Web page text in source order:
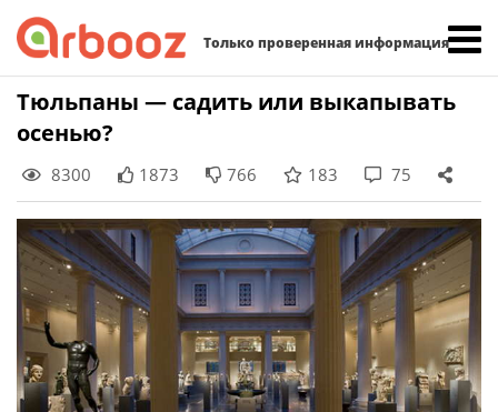
Только проверенная информация
Skip
Тюльпаны — садить или выкапывать
осенью?
8300 1873 766 183 75
Найти: